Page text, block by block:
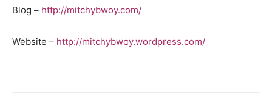
Blog – http://mitchybwoy.com/
Website – http://mitchybwoy.wordpress.com/